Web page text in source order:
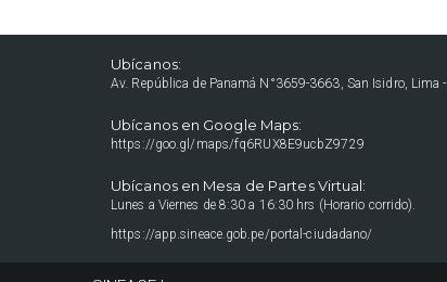
Ubícanos:
Av. República de Panamá N°3659-3663, San Isidro, Lima -
Ubícanos en Google Maps:
https://goo.gl/maps/fq6RUX8E9ucbZ9729
Ubícanos en Mesa de Partes Virtual:
Lunes a Viernes de 8:30 a 16:30 hrs (Horario corrido).
https://app.sineace.gob.pe/portal-ciudadano/